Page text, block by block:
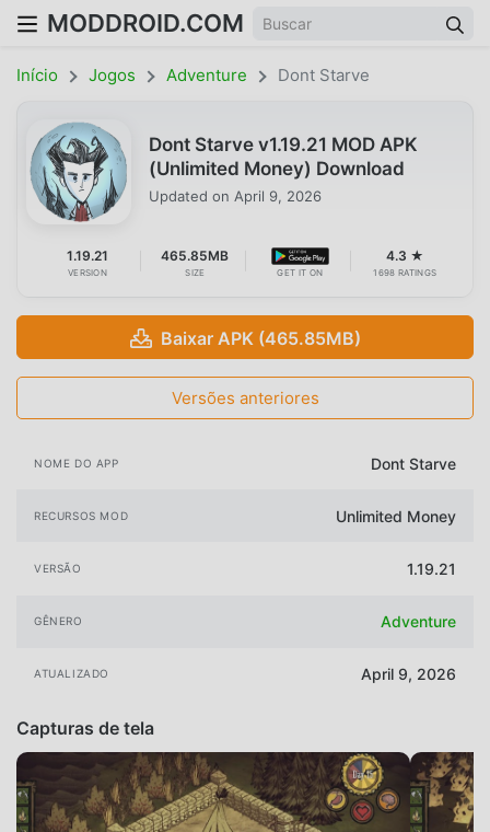
MODDROID.COM
Início Jogos Adventure Dont Starve
Dont Starve v1.19.21 MOD APK
(Unlimited Money) Download
Updated on April 9, 2026
1.19.21
VERSION
465.85MB
SIZE GET IT ON
4.3 ★
1698 RATINGS
Baixar APK (465.85MB)
Versões anteriores
NOME DO APP Dont Starve
RECURSOS MOD Unlimited Money
VERSÃO 1.19.21
GÊNERO Adventure
ATUALIZADO April 9, 2026
Capturas de tela